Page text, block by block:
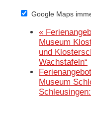
Google Maps
«
Museum
und
Wachstafeln“
Museum